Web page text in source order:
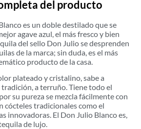
del producto
es un doble destilado que se
agave azul, el más fresco y bien
del sello Don Julio se desprenden
de la marca; sin duda, es el más
producto de la casa.
plateado y cristalino, sabe a
tradición, a terruño. Tiene todo el
su pureza se mezcla fácilmente con
cócteles tradicionales como el
innovadoras. El Don Julio Blanco es,
de lujo.